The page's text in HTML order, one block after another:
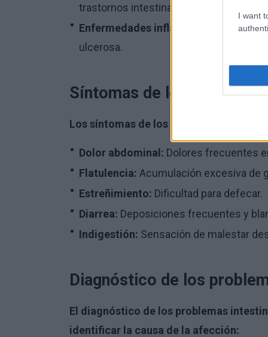
I want
trastornos intestinales.
Enfermedades inflamatorias
ulcerosa.
Síntomas de los
Los síntomas de los problemas
Dolor abdominal: Dolores frecuentes
Flatulencia: Acumulación excesiva de
Estreñimiento: Dificultad para defecar.
Diarrea: Deposiciones frecuentes y
Indigestión: Sensación de malestar
Diagnóstico de los
El diagnóstico de los problemas
identificar la causa de la afección: